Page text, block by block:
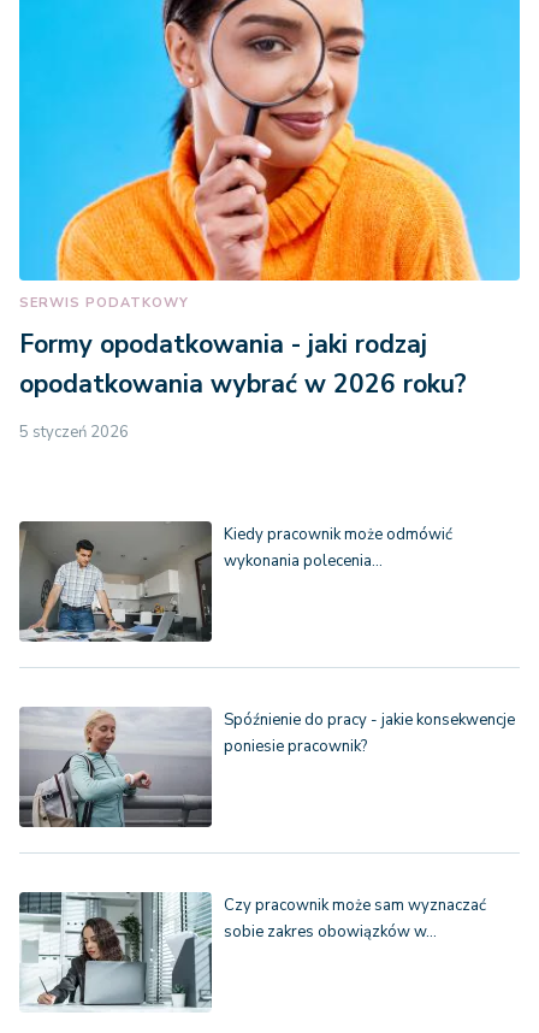
SERWIS PODATKOWY
Formy opodatkowania - jaki rodzaj
opodatkowania wybrać w 2026 roku?
5 styczeń 2026
Kiedy pracownik może odmówić
wykonania polecenia…
Spóźnienie do pracy - jakie konsekwencje
poniesie pracownik?
Czy pracownik może sam wyznaczać
sobie zakres obowiązków w…